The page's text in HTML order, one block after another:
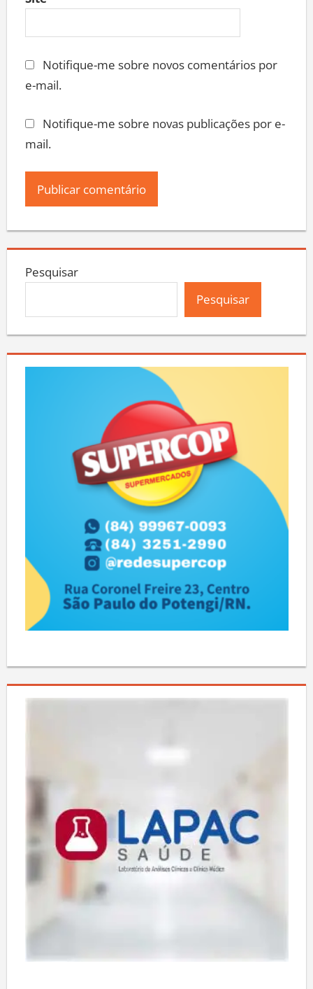
Notifique-me sobre novos comentários por
e-mail.
Notifique-me sobre novas publicações por e-
mail.
Pesquisar
Pesquisar